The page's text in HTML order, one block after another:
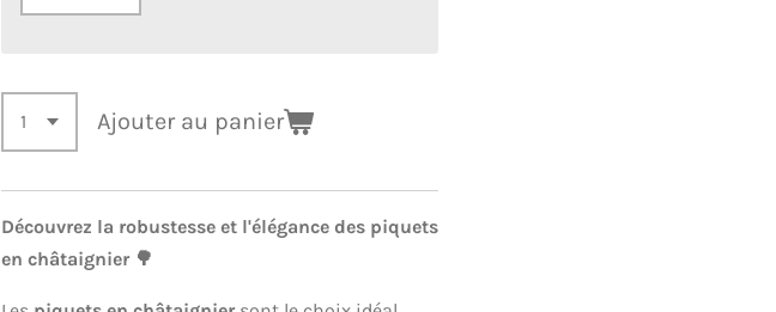
Ajouter au panier
Découvrez la robustesse et l'élégance des piquets
en châtaignier 🌳